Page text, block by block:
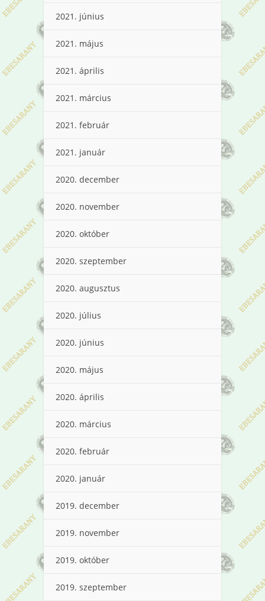
2021. június
2021. május
2021. április
2021. március
2021. február
2021. január
2020. december
2020. november
2020. október
2020. szeptember
2020. augusztus
2020. július
2020. június
2020. május
2020. április
2020. március
2020. február
2020. január
2019. december
2019. november
2019. október
2019. szeptember